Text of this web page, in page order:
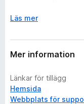
Läs mer
Mer information
Länkar för tillägg
Hemsida
Webbplats för